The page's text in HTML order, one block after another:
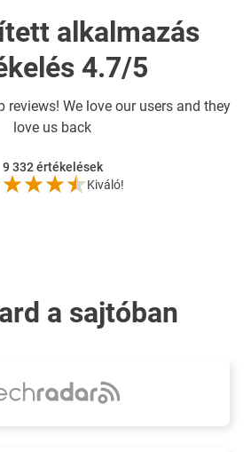
alkalmazás
4.7/5
reviews! We love our users and they
love us back
9 332értékelések
Kiváló!
a sajtóban